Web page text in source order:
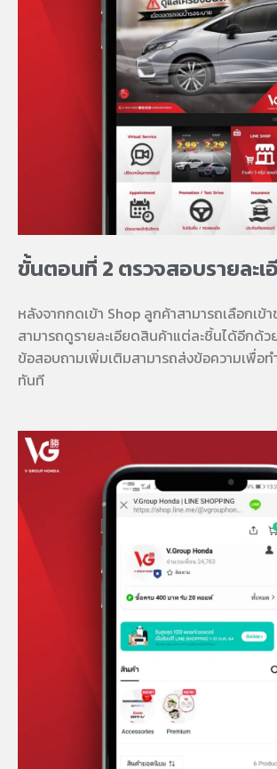
ขั้นตอนที่ 2 ตรวจสอบรายละ
หลังจากกดเข้า Shop ลูกค้าสามารถเลือกเข้
สามารถดูรายละเอียดสินค้าแต่ละชิ้นได้อีกด้ว
ข้อสอบถามเพิ่มเติมสามารถส่งข้อความเพื่อ
ทันที